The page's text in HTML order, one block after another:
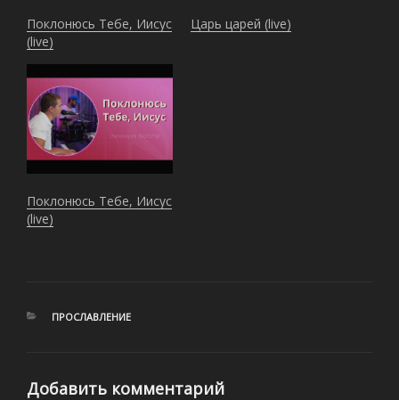
Поклонюсь Тебе, Иисус
(live)
Царь царей (live)
Поклонюсь Тебе, Иисус
(live)
РУБРИКИ
ПРОСЛАВЛЕНИЕ
Добавить комментарий